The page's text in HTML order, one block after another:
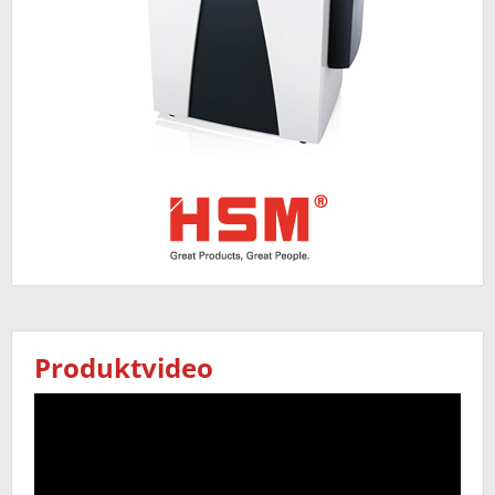
Produktvideo